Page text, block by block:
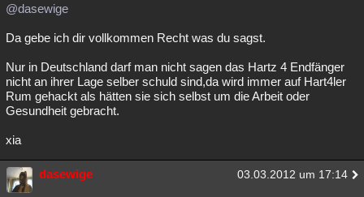
@dasewige
Da gebe ich dir vollkommen Recht was du sagst.
Nur in Deutschland darf man nicht sagen das Hartz 4 Endfänger
nicht an ihrer Lage selber schuld sind,da wird immer auf Hart4ler
Rum gehackt als hätten sie sich selbst um die Arbeit oder
Gesundheit gebracht.
xia
dasewige 03.03.2012 um 17:14